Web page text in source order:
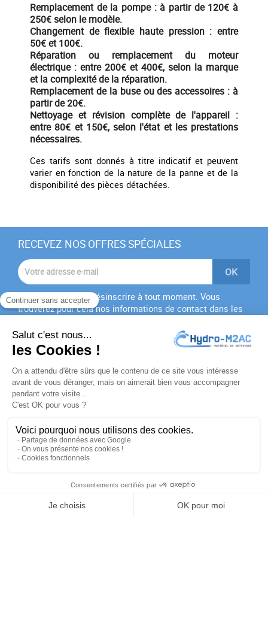
Remplacement de la pompe :à partir de 120€ à
250€ selon le modèle.
Changement de flexible haute pression : entre
50€ et 100€.
Réparation ou remplacement du moteur
électrique : entre 200€ et 400€, selon la marque
et la complexité de la réparation.
Remplacement de la buse ou des accessoires : à
partir de 20€.
Nettoyage et révision complète de l'appareil :
entre 80€ et 150€, selon l'état et les prestations
nécessaires.
Ces tarifs sont donnés à titre indicatif et peuvent
varier en fonction de la nature de la panne et de la
disponibilité des pièces détachées.
RECEVEZ NOS OFFRES SPÉCIALES
Vous pouvez vous désinscrire à tout moment. Vous
trouverez pour cela nos informations de contact dans les
J'accepte lesconditions générales
politique de
confidentialité
PRODUITS
NOTRE SOCIÉTÉ
VOTRE COMPTE